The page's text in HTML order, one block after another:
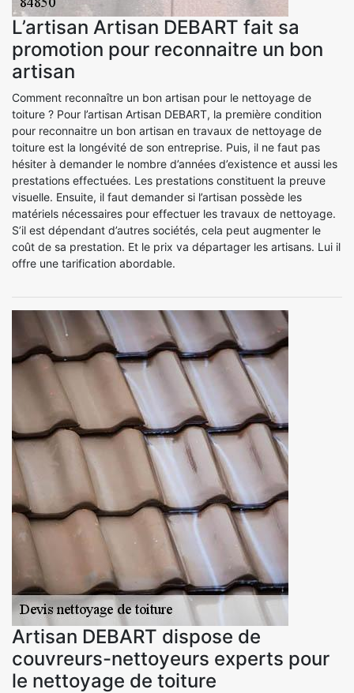
L’artisan Artisan DEBART fait sa
promotion pour reconnaitre un bon
artisan
Comment reconnaître un bon artisan pour le nettoyage de
toiture ? Pour l’artisan Artisan DEBART, la première condition
pour reconnaitre un bon artisan en travaux de nettoyage de
toiture est la longévité de son entreprise. Puis, il ne faut pas
hésiter à demander le nombre d’années d’existence et aussi les
prestations effectuées. Les prestations constituent la preuve
visuelle. Ensuite, il faut demander si l’artisan possède les
matériels nécessaires pour effectuer les travaux de nettoyage.
S’il est dépendant d’autres sociétés, cela peut augmenter le
coût de sa prestation. Et le prix va départager les artisans. Lui il
offre une tarification abordable.
Artisan DEBART dispose de
couvreurs-nettoyeurs experts pour
le nettoyage de toiture